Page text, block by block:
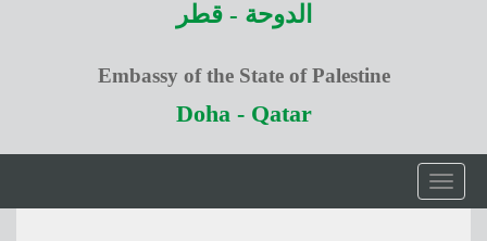
الدوحة - قطر
Embassy of the State of Palestine
Doha - Qatar
Toggle
navigation